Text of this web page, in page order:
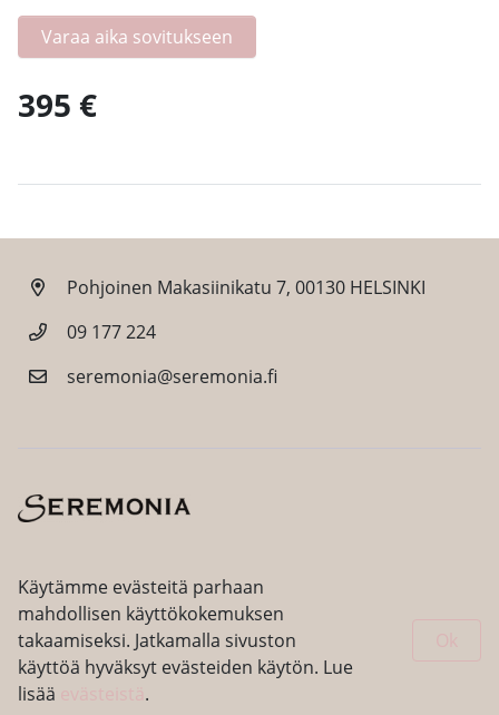
Käytämme evästeitä parhaan
mahdollisen käyttökokemuksen
takaamiseksi. Jatkamalla sivuston
käyttöä hyväksyt evästeiden käytön. Lue
lisää
.
Varaa aika sovitukseen
395 €
Pohjoinen Makasiinikatu 7, 00130 HELSINKI
09 177 224
seremonia@seremonia.fi
Facebook
Instagram